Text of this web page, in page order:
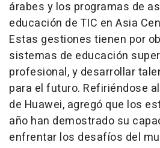
árabes y los programas de
educación de TIC en Asia
Estas gestiones tienen por
sistemas de educación
profesional, y desarrollar
para el futuro. Refiriéndose
de Huawei, agregó que los
año han demostrado su
enfrentar los desafíos del